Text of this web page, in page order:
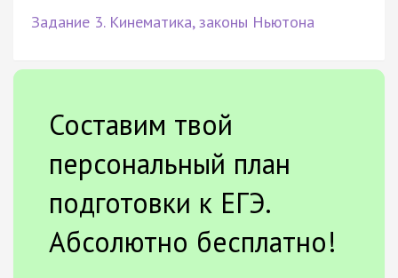
Задание 3. Кинематика, законы Ньютона
Составим твой
персональный план
подготовки к ЕГЭ.
Абсолютно бесплатно!